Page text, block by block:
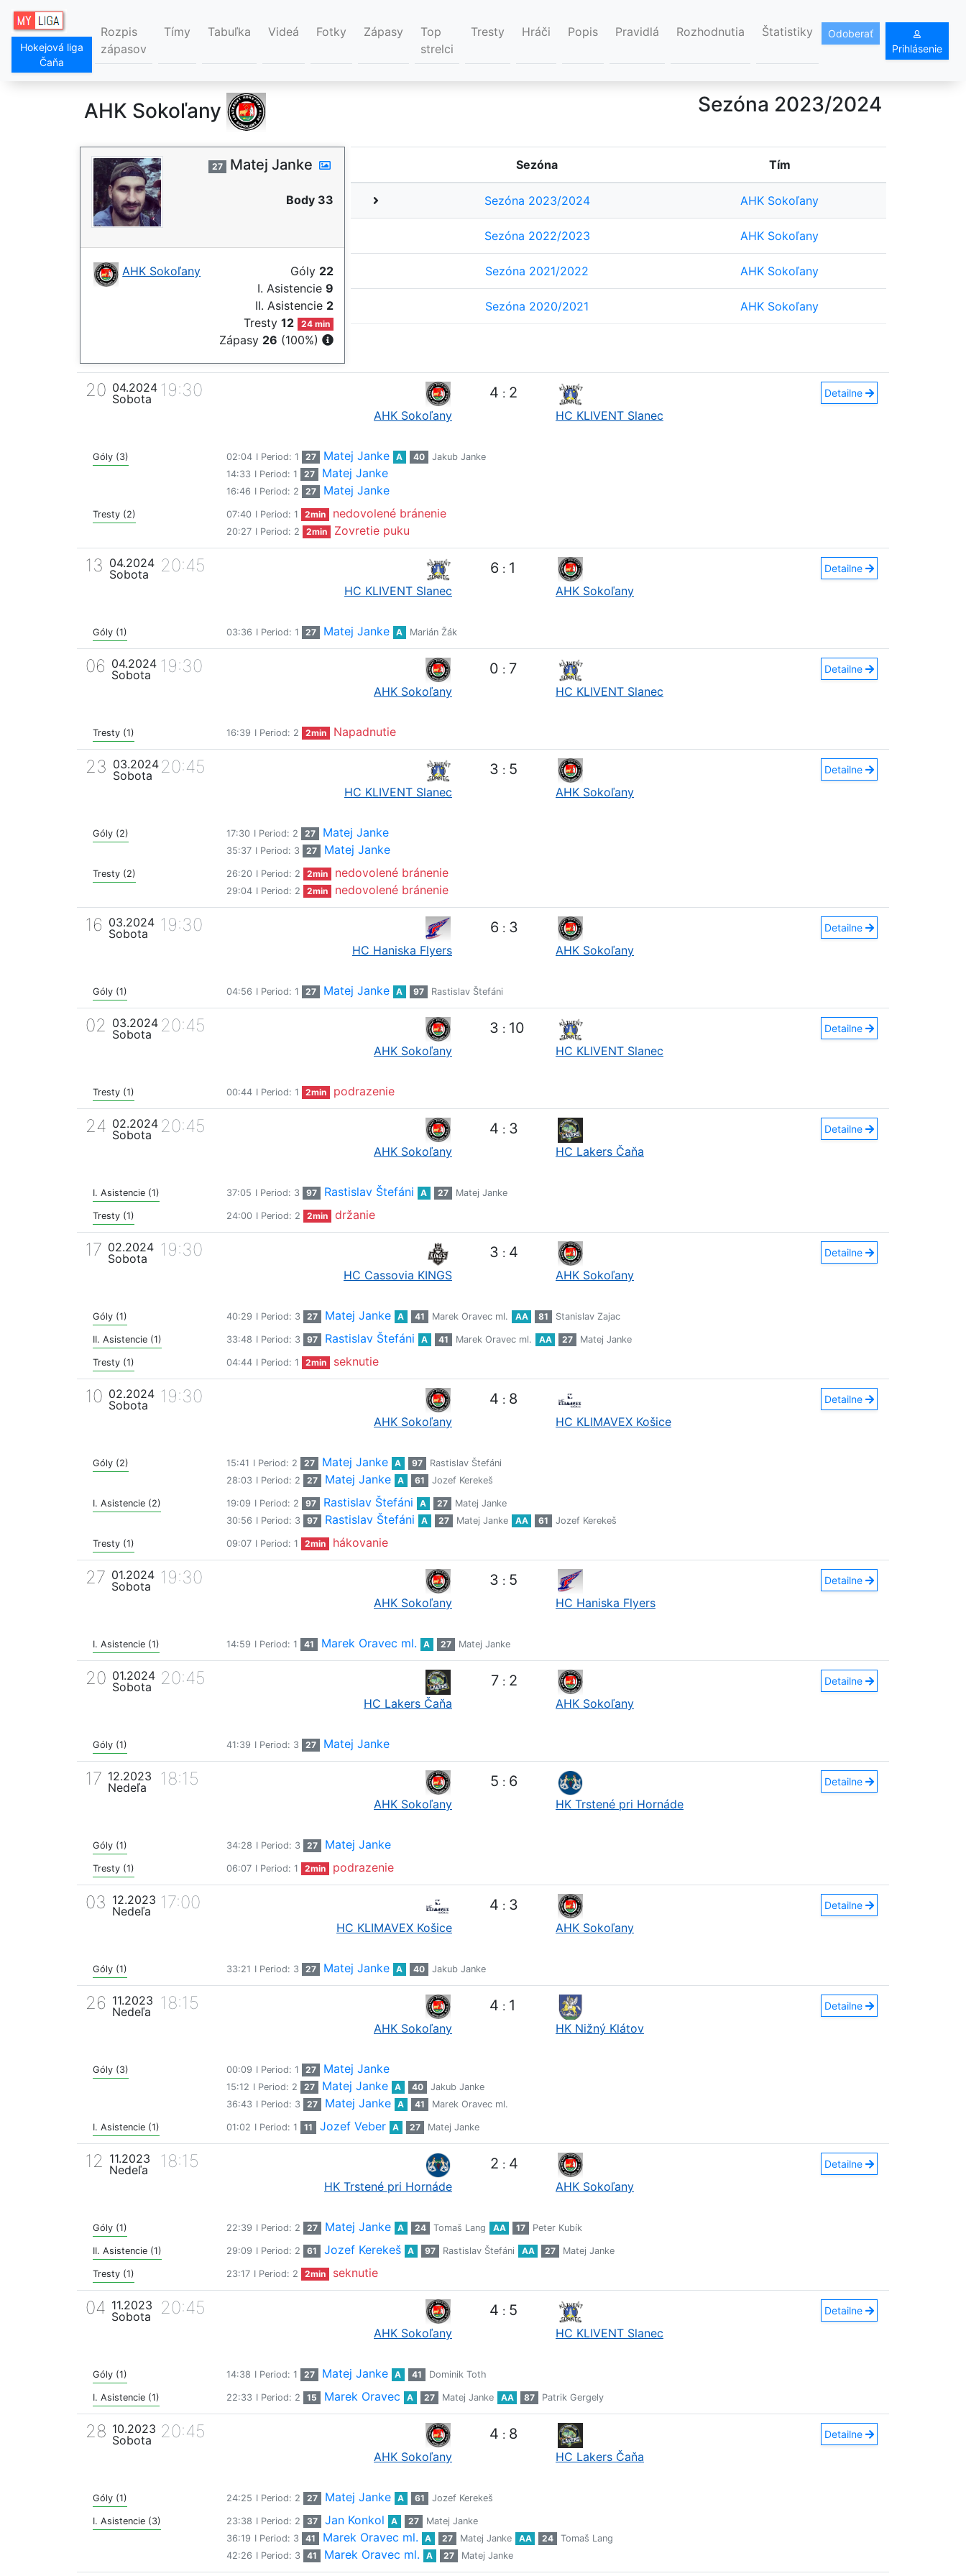
Hokejová liga
Čaňa
Rozpis
zápasov
Tímy Tabuľka Videá Fotky Zápasy
Top
strelci
Tresty Hráči Popis Pravidlá Rozhodnutia Štatistiky
Odoberať
Prihlásenie
AHK Sokoľany Sezóna 2023/2024
27 Matej Janke
Body 33
AHK Sokoľany Góly 22
I. Asistencie 9
II. Asistencie 2
Tresty12 24 min
Zápasy 26 (100%)
Sezóna Tím
Sezóna 2023/2024 AHK Sokoľany
Sezóna 2022/2023 AHK Sokoľany
Sezóna 2021/2022 AHK Sokoľany
Sezóna 2020/2021 AHK Sokoľany
20 04.2024
Sobota
19:30
AHK Sokoľany
4 : 2
HC KLIVENT Slanec
Detailne
Góly (3) 02:04 I Period: 1 27 Matej Janke A 40
Jakub Janke
14:33 I Period: 1 27 Matej Janke
16:46 I Period: 2 27 Matej Janke
Tresty (2) 07:40 I Period: 1 2min nedovolené bránenie
20:27 I Period: 2 2min Zovretie puku
13 04.2024
Sobota
20:45
HC KLIVENT Slanec
6 : 1
AHK Sokoľany
Detailne
Góly (1) 03:36 I Period: 1 27 Matej Janke A Marián Žák
06 04.2024
Sobota
19:30
AHK Sokoľany
0 : 7
HC KLIVENT Slanec
Detailne
Tresty (1) 16:39 I Period: 2 2min Napadnutie
23 03.2024
Sobota
20:45
HC KLIVENT Slanec
3 : 5
AHK Sokoľany
Detailne
Góly (2) 17:30 I Period: 2 27 Matej Janke
35:37 I Period: 3 27 Matej Janke
Tresty (2) 26:20 I Period: 2 2min nedovolené bránenie
29:04 I Period: 2 2min nedovolené bránenie
16 03.2024
Sobota
19:30
HC Haniska Flyers
6 : 3
AHK Sokoľany
Detailne
Góly (1) 04:56 I Period: 1 27 Matej Janke A 97 Rastislav Štefáni
02 03.2024
Sobota
20:45
AHK Sokoľany
3 : 10
HC KLIVENT Slanec
Detailne
Tresty (1) 00:44 I Period: 1 2min podrazenie
24 02.2024
Sobota
20:45
AHK Sokoľany
4 : 3
HC Lakers Čaňa
Detailne
I. Asistencie (1) 37:05 I Period: 3 97 Rastislav Štefáni A 27 Matej Janke
Tresty (1) 24:00 I Period: 2 2min držanie
17 02.2024
Sobota
19:30
HC Cassovia KINGS
3 : 4
AHK Sokoľany
Detailne
Góly (1) 40:29 I Period: 3 27 Matej Janke A 41 Marek Oravec ml. AA 81 Stanislav Zajac
II. Asistencie (1) 33:48 I Period: 3 97 Rastislav Štefáni A 41 Marek Oravec ml. AA 27 Matej Janke
Tresty (1) 04:44 I Period: 1 2min seknutie
10 02.2024
Sobota
19:30
AHK Sokoľany
4 : 8
HC KLIMAVEX Košice
Detailne
Góly (2) 15:41 I Period: 2 27 Matej Janke A 97
Rastislav Štefáni
28:03 I Period: 2 27 Matej Janke A 61 Jozef Kerekeš
I. Asistencie (2) 19:09 I Period: 2 97 Rastislav Štefáni A 27
Matej Janke
30:56 I Period: 3 97 Rastislav Štefáni A 27 Matej Janke AA 61 Jozef Kerekeš
Tresty (1) 09:07 I Period: 1 2min hákovanie
27 01.2024
Sobota
19:30
AHK Sokoľany
3 : 5
HC Haniska Flyers
Detailne
I. Asistencie (1) 14:59 I Period: 1 41 Marek Oravec ml. A 27 Matej Janke
20 01.2024
Sobota
20:45
HC Lakers Čaňa
7 : 2
AHK Sokoľany
Detailne
Góly (1) 41:39 I Period: 3 27 Matej Janke
17 12.2023
Nedeľa
18:15
AHK Sokoľany
5 : 6
HK Trstené pri Hornáde
Detailne
Góly (1) 34:28 I Period: 3 27 Matej Janke
Tresty (1) 06:07 I Period: 1 2min podrazenie
03 12.2023
Nedeľa
17:00
HC KLIMAVEX Košice
4 : 3
AHK Sokoľany
Detailne
Góly (1) 33:21 I Period: 3 27 Matej Janke A 40 Jakub Janke
26 11.2023
Nedeľa
18:15
AHK Sokoľany
4 : 1
HK Nižný Klátov
Detailne
Góly (3) 00:09 I Period: 1 27 Matej Janke
15:12 I Period: 2 27 Matej Janke A 40
Jakub Janke
36:43 I Period: 3 27 Matej Janke A 41 Marek Oravec ml.
I. Asistencie (1) 01:02 I Period: 1 11 Jozef Veber A 27 Matej Janke
12 11.2023
Nedeľa
18:15
HK Trstené pri Hornáde
2 : 4
AHK Sokoľany
Detailne
Góly (1) 22:39 I Period: 2 27 Matej Janke A 24 Tomaš Lang AA 17 Peter Kubík
II. Asistencie (1) 29:09 I Period: 2 61 Jozef Kerekeš A 97 Rastislav Štefáni AA 27 Matej Janke
Tresty (1) 23:17 I Period: 2 2min seknutie
04 11.2023
Sobota
20:45
AHK Sokoľany
4 : 5
HC KLIVENT Slanec
Detailne
Góly (1) 14:38 I Period: 1 27 Matej Janke A 41 Dominik Toth
I. Asistencie (1) 22:33 I Period: 2 15 Marek Oravec A 27 Matej Janke AA 87 Patrik Gergely
28 10.2023
Sobota
20:45
AHK Sokoľany
4 : 8
HC Lakers Čaňa
Detailne
Góly (1) 24:25 I Period: 2 27 Matej Janke A 61 Jozef Kerekeš
I. Asistencie (3) 23:38 I Period: 2 37 Jan Konkol A 27
Matej Janke
36:19 I Period: 3 41 Marek Oravec ml. A 27 Matej Janke AA 24
Tomaš Lang
42:26 I Period: 3 41 Marek Oravec ml. A 27 Matej Janke